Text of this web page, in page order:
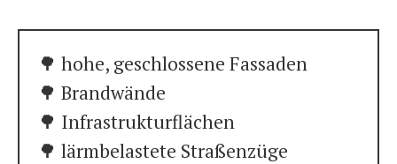
🌳 hohe, geschlossene Fassaden
🌳 Brandwände
🌳 Infrastrukturflächen
🌳 lärmbelastete Straßenzüge